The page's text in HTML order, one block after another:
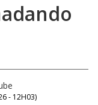
- 12H03)